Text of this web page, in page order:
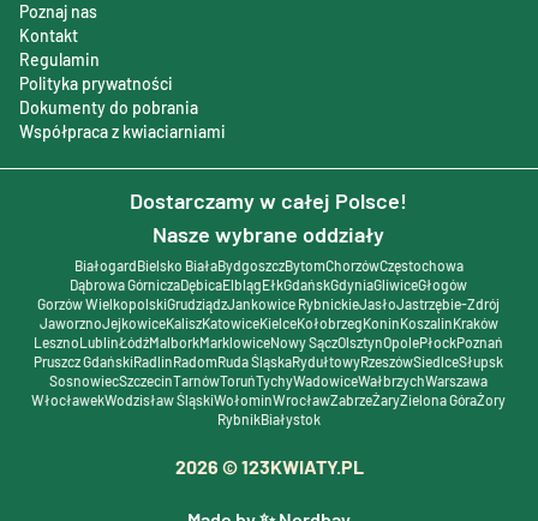
Poznaj nas
Kontakt
Regulamin
Polityka prywatności
Dokumenty do pobrania
Współpraca z kwiaciarniami
Dostarczamy w całej Polsce!
Nasze wybrane oddziały
BiałogardBielsko BiałaBydgoszczBytomChorzówCzęstochowa
Dąbrowa GórniczaDębicaElblągEłkGdańskGdyniaGliwiceGłogów
Gorzów WielkopolskiGrudziądzJankowice RybnickieJasłoJastrzębie-Zdrój
JaworznoJejkowiceKaliszKatowiceKielceKołobrzegKoninKoszalinKraków
LesznoLublinŁódźMalborkMarklowiceNowy SączOlsztynOpolePłockPoznań
Pruszcz GdańskiRadlinRadomRuda ŚląskaRydułtowyRzeszówSiedlceSłupsk
SosnowiecSzczecinTarnówToruńTychyWadowiceWałbrzychWarszawa
WłocławekWodzisław ŚląskiWołominWrocławZabrzeŻaryZielona GóraŻory
RybnikBiałystok
2026 © 123KWIATY.PL